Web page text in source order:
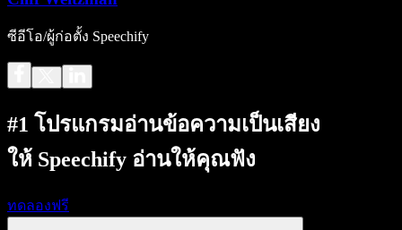
ซีอีโอ/ผู้ก่อตั้ง Speechify
#1 โปรแกรมอ่านข้อความเป็นเสียง
ให้ Speechify อ่านให้คุณฟัง
ทดลองฟรี